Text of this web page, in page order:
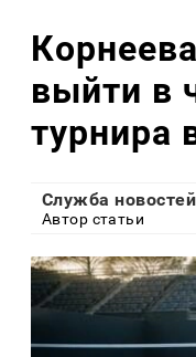
выйти в
турнира
Служба новостей
Автор статьи